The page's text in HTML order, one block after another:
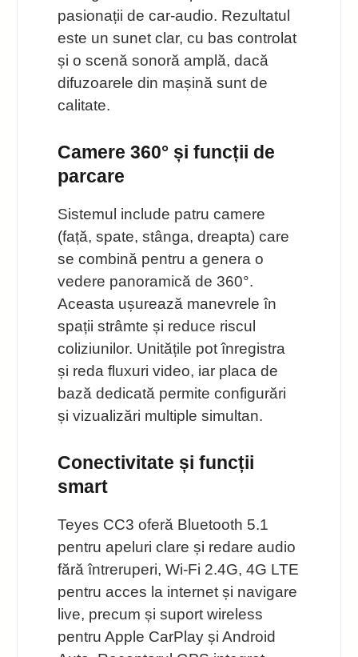
pasionații de car-audio. Rezultatul
este un sunet clar, cu bas controlat
și o scenă sonoră amplă, dacă
difuzoarele din mașină sunt de
calitate.
Camere 360° și funcții de
parcare
Sistemul include patru camere
(față, spate, stânga, dreapta) care
se combină pentru a genera o
vedere panoramică de 360°.
Aceasta ușurează manevrele în
spații strâmte și reduce riscul
coliziunilor. Unitățile pot înregistra
și reda fluxuri video, iar placa de
bază dedicată permite configurări
și vizualizări multiple simultan.
Conectivitate și funcții
smart
Teyes CC3 oferă Bluetooth 5.1
pentru apeluri clare și redare audio
fără întreruperi, Wi‑Fi 2.4G, 4G LTE
pentru acces la internet și navigare
live, precum și suport wireless
pentru Apple CarPlay și Android